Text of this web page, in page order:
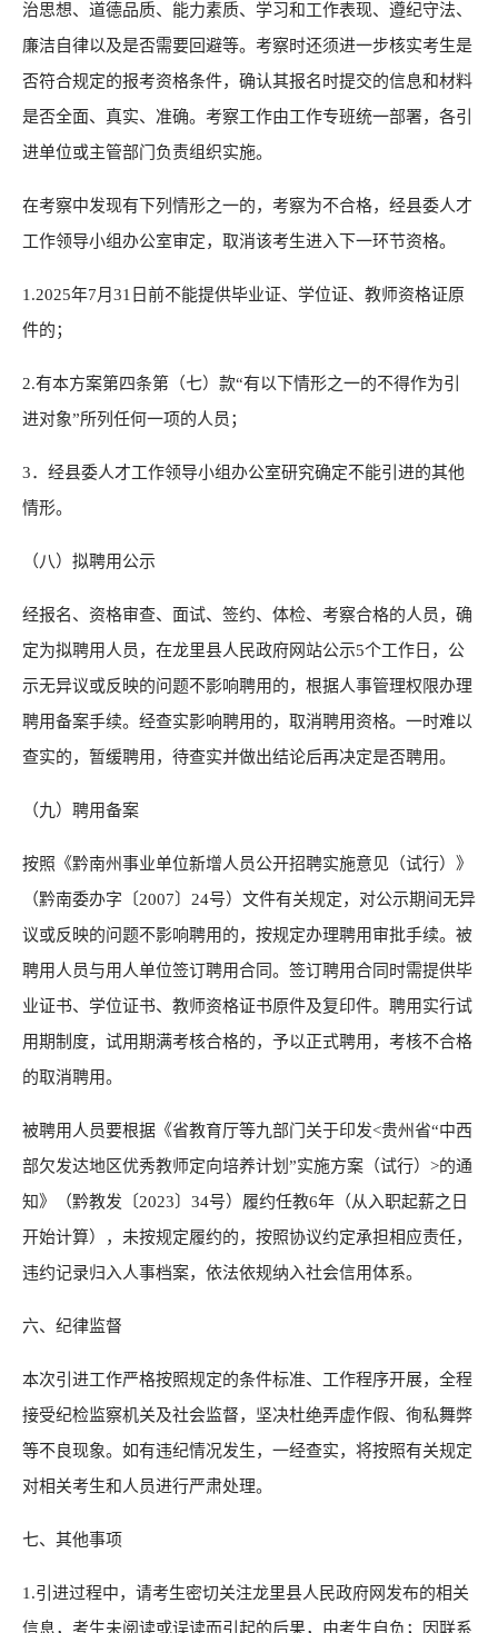
治思想、道德品质、能力素质、学习和工作表现、遵纪守法、
廉洁自律以及是否需要回避等。考察时还须进一步核实考生是
否符合规定的报考资格条件，确认其报名时提交的信息和材料
是否全面、真实、准确。考察工作由工作专班统一部署，各引
进单位或主管部门负责组织实施。
在考察中发现有下列情形之一的，考察为不合格，经县委人才
工作领导小组办公室审定，取消该考生进入下一环节资格。
1.2025年7月31日前不能提供毕业证、学位证、教师资格证原
件的；
2.有本方案第四条第（七）款“有以下情形之一的不得作为引
进对象”所列任何一项的人员；
3．经县委人才工作领导小组办公室研究确定不能引进的其他
情形。
（八）拟聘用公示
经报名、资格审查、面试、签约、体检、考察合格的人员，确
定为拟聘用人员，在龙里县人民政府网站公示5个工作日，公
示无异议或反映的问题不影响聘用的，根据人事管理权限办理
聘用备案手续。经查实影响聘用的，取消聘用资格。一时难以
查实的，暂缓聘用，待查实并做出结论后再决定是否聘用。
（九）聘用备案
按照《黔南州事业单位新增人员公开招聘实施意见（试行）》
（黔南委办字〔2007〕24号）文件有关规定，对公示期间无异
议或反映的问题不影响聘用的，按规定办理聘用审批手续。被
聘用人员与用人单位签订聘用合同。签订聘用合同时需提供毕
业证书、学位证书、教师资格证书原件及复印件。聘用实行试
用期制度，试用期满考核合格的，予以正式聘用，考核不合格
的取消聘用。
被聘用人员要根据《省教育厅等九部门关于印发<贵州省“中西
部欠发达地区优秀教师定向培养计划”实施方案（试行）>的通
知》（黔教发〔2023〕34号）履约任教6年（从入职起薪之日
开始计算），未按规定履约的，按照协议约定承担相应责任，
违约记录归入人事档案，依法依规纳入社会信用体系。
六、纪律监督
本次引进工作严格按照规定的条件标准、工作程序开展，全程
接受纪检监察机关及社会监督，坚决杜绝弄虚作假、徇私舞弊
等不良现象。如有违纪情况发生，一经查实，将按照有关规定
对相关考生和人员进行严肃处理。
七、其他事项
1.引进过程中，请考生密切关注龙里县人民政府网发布的相关
信息，考生未阅读或误读而引起的后果，由考生自负；因联系